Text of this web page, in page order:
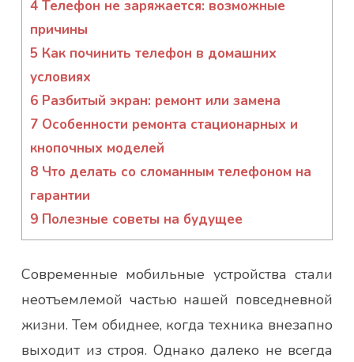
4 Телефон не заряжается: возможные
причины
5 Как починить телефон в домашних
условиях
6 Разбитый экран: ремонт или замена
7 Особенности ремонта стационарных и
кнопочных моделей
8 Что делать со сломанным телефоном на
гарантии
9 Полезные советы на будущее
Современные мобильные устройства стали
неотъемлемой частью нашей повседневной
жизни. Тем обиднее, когда техника внезапно
выходит из строя. Однако далеко не всегда